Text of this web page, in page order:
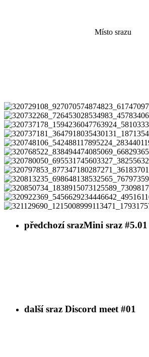
Místo srazu
320729108_927070574874823_6174709725053212525_n
320732268_726453028534983_4578340677215155039_n
320737178_1594236047763924_5810333438370530150_n
320737181_3647918035430131_1871354651836449913_n
320748106_542488117895224_2834401199048705529_n
320768522_838494474085069_6682936598983165465_n
320780050_695531745603327_3825563220442732077_n
320797853_877347180287271_3618370149309982073_n
320813235_698648138532565_7679735994275740785_n
320850734_1838915073125589_7309817220492011347_n
320922369_5456629234446642_4951611677324081313_n
předchozí srazMini sraz #5.01
další sraz Discord meet #01